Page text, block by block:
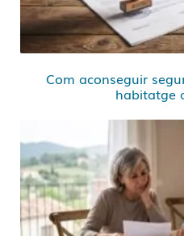
Com aconseguir
habitatge